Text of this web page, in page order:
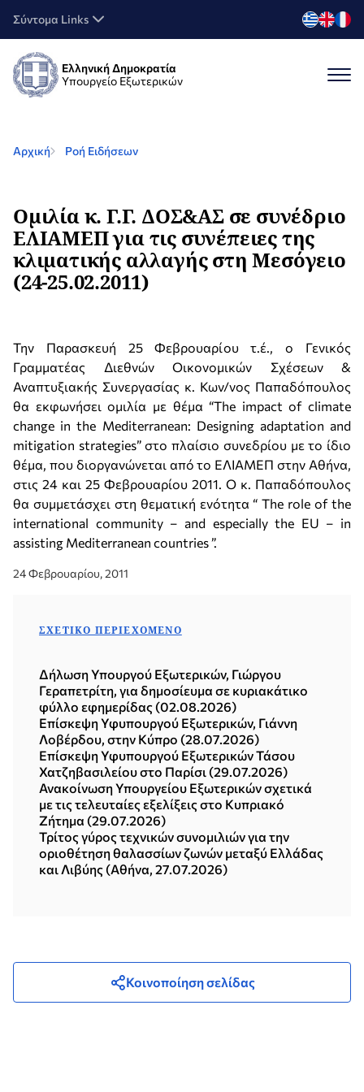
Σύντομα Links
Ελληνική Δημοκρατία
Υπουργείο Εξωτερικών
Αρχική Ροή Ειδήσεων
Ομιλία κ. Γ.Γ. ΔΟΣ&ΑΣ σε συνέδριο
ΕΛΙΑΜΕΠ για τις συνέπειες της
κλιματικής αλλαγής στη Μεσόγειο
(24-25.02.2011)
Την Παρασκευή 25 Φεβρουαρίου τ.έ., ο Γενικός
Γραμματέας Διεθνών Οικονομικών Σχέσεων &
Αναπτυξιακής Συνεργασίας κ. Κων/νος Παπαδόπουλος
θα εκφωνήσει ομιλία με θέμα “The impact of climate
change in the Mediterranean: Designing adaptation and
mitigation strategies” στο πλαίσιο συνεδρίου με το ίδιο
θέμα, που διοργανώνεται από το ΕΛΙΑΜΕΠ στην Αθήνα,
στις 24 και 25 Φεβρουαρίου 2011. Ο κ. Παπαδόπουλος
θα συμμετάσχει στη θεματική ενότητα “ The role of the
international community – and especially the EU – in
assisting Mediterranean countries ”.
24 Φεβρουαρίου, 2011
ΣΧΕΤΙΚΌ ΠΕΡΙΕΧΌΜΕΝΟ
Δήλωση Υπουργού Εξωτερικών, Γιώργου
Γεραπετρίτη, για δημοσίευμα σε κυριακάτικο
φύλλο εφημερίδας (02.08.2026)
Επίσκεψη Υφυπουργού Εξωτερικών, Γιάννη
Λοβέρδου, στην Κύπρο (28.07.2026)
Επίσκεψη Υφυπουργού Εξωτερικών Τάσου
Χατζηβασιλείου στο Παρίσι (29.07.2026)
Ανακοίνωση Υπουργείου Εξωτερικών σχετικά
με τις τελευταίες εξελίξεις στο Κυπριακό
Ζήτημα (29.07.2026)
Τρίτος γύρος τεχνικών συνομιλιών για την
οριοθέτηση θαλασσίων ζωνών μεταξύ Ελλάδας
και Λιβύης (Αθήνα, 27.07.2026)
Κοινοποίηση σελίδας